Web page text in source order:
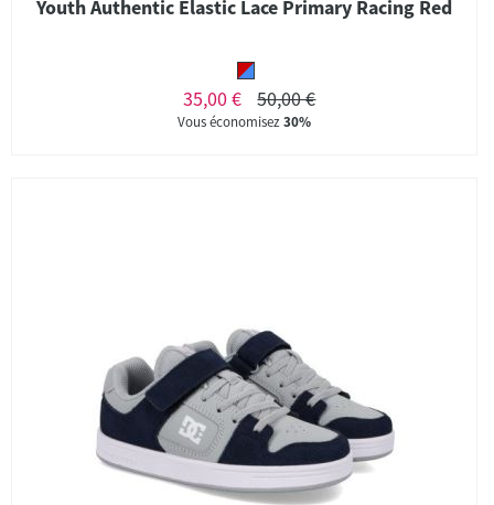
Youth Authentic Elastic Lace Primary Racing Red
35,00 € 50,00 €
Vous économisez30%